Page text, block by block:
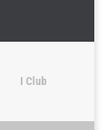
I Club